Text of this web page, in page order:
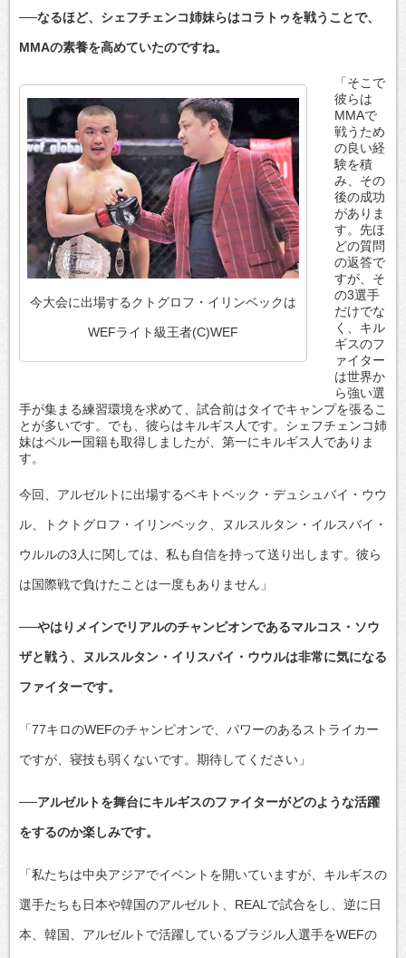
──なるほど、シェフチェンコ姉妹らはコラトゥを戦うことで、
MMAの素養を高めていたのですね。
今大会に出場するクトグロフ・イリンベックは
WEFライト級王者(C)WEF
「そこで
彼らは
MMAで
戦うため
の良い経
験を積
み、その
後の成功
がありま
す。先ほ
どの質問
の返答で
すが、そ
の3選手
だけでな
く、キル
ギスのフ
ァイター
は世界か
ら強い選
手が集まる練習環境を求めて、試合前はタイでキャンプを張るこ
とが多いです。でも、彼らはキルギス人です。シェフチェンコ姉
妹はペルー国籍も取得しましたが、第一にキルギス人でありま
す。
今回、アルゼルトに出場するベキトベック・デュシュバイ・ウウ
ル、トクトグロフ・イリンベック、ヌルスルタン・イルスバイ・
ウルルの3人に関しては、私も自信を持って送り出します。彼ら
は国際戦で負けたことは一度もありません」
──やはりメインでリアルのチャンピオンであるマルコス・ソウ
ザと戦う、ヌルスルタン・イリスバイ・ウウルは非常に気になる
ファイターです。
「77キロのWEFのチャンピオンで、パワーのあるストライカー
ですが、寝技も弱くないです。期待してください」
──アルゼルトを舞台にキルギスのファイターがどのような活躍
をするのか楽しみです。
「私たちは中央アジアでイベントを開いていますが、キルギスの
選手たちも日本や韓国のアルゼルト、REALで試合をし、逆に日
本、韓国、アルゼルトで活躍しているブラジル人選手をWEFの